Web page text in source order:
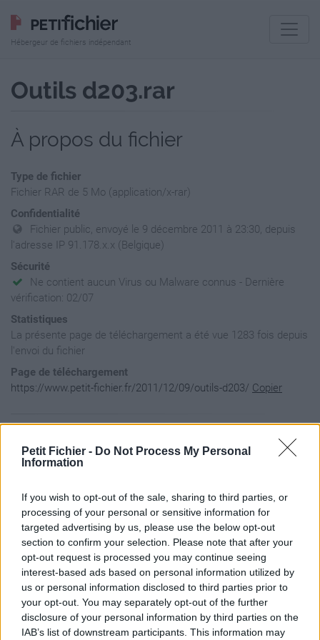
Petit Fichier - Do Not Process My Personal
Information
If you wish to opt-out of the sale, sharing to third parties, or
processing of your personal or sensitive information for
targeted advertising by us, please use the below opt-out
section to confirm your selection. Please note that after your
opt-out request is processed you may continue seeing
interest-based ads based on personal information utilized by
us or personal information disclosed to third parties prior to
your opt-out. You may separately opt-out of the further
disclosure of your personal information by third parties on the
IAB’s list of downstream participants. This information may
Hébergeur de fichiers indépendant
Outils d203.rar
À propos du fichier
Type de fichier
Fichier RAR de 5 Mo (application/x-rar)
Confidentialité
Fichier public, envoyé le 9 décembre 2011 à 23:30, depuis
l'adresse IP 91.178.x.x (Belgique)
Sécurité
Ne contient aucun Virus ou Malware connus - Dernière
vérification: 02/07
Statistiques
La présente page de téléchargement a été vue 1283 fois depuis
l'envoi du fichier
Page de téléchargement
https://www.petit-fichier.fr/2011/12/09/outils-d203/ Copier
27.1 Interpellations diverses relatives ? la <<saga du
27.2 Interpellations diverses relatives ? la <<saga du
28. Loi sp?ciale de r?formes institutionnelles du 8 ao?t
29.1 Article 3 du d?cret de la Communaut? fran?aise du
29.2 d?cret de la R?gion wallonne du 22.07.1993.docx
29.3 d?cret de la COCOF du 22.07.1993.docx
30. Arr?t <<Suykerbuyk >>.pdf
31. Arr?t <<Everberg>>,.pdf
32. Arr?t << Assurances-soins>>.pdf
1. La Constitution.pdf
2. Carte <<Les communes ? r?gime propre et ? statut
3. Carte << Densit? de Francophones dans l'arrondissement